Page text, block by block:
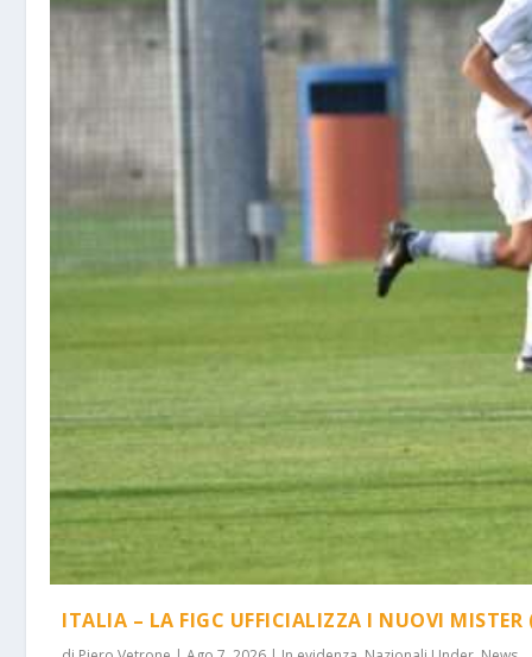
ITALIA – LA FIGC UFFICIALIZZA I NUOVI MISTER